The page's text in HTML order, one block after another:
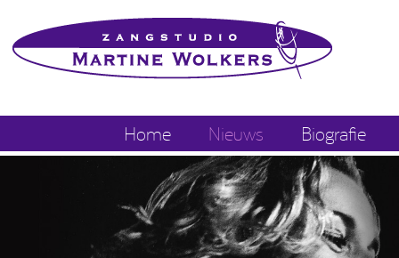
Home Nieuws Biografie